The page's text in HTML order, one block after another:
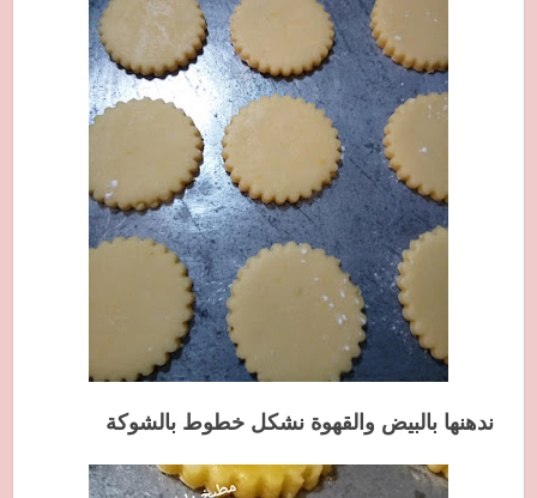
ندهنها بالبيض والقهوة نشكل خطوط بالشوكة